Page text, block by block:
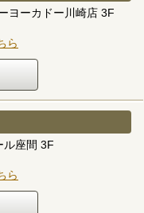
ヨーカドー川崎店 3F
ら
ル座間 3F
ら